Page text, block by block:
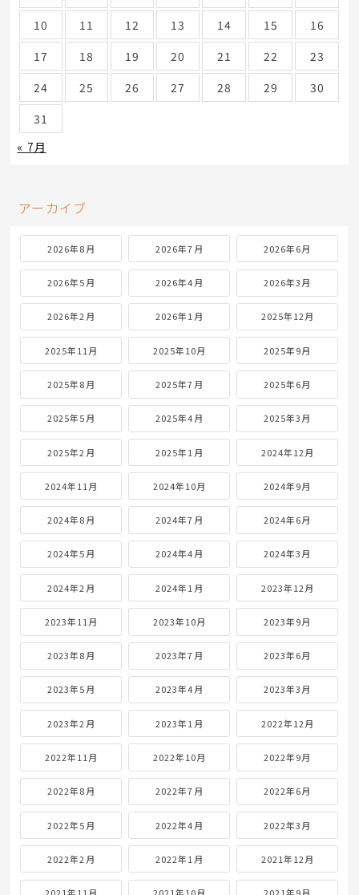
10
11 12 13 14 15
16
17
18 19 20 21 22
23
24
25 26 27 28 29
30
31
« 7月
アーカイブ
2026年8月 2026年7月 2026年6月
2026年5月 2026年4月 2026年3月
2026年2月 2026年1月 2025年12月
2025年11月 2025年10月 2025年9月
2025年8月 2025年7月 2025年6月
2025年5月 2025年4月 2025年3月
2025年2月 2025年1月 2024年12月
2024年11月 2024年10月 2024年9月
2024年8月 2024年7月 2024年6月
2024年5月 2024年4月 2024年3月
2024年2月 2024年1月 2023年12月
2023年11月 2023年10月 2023年9月
2023年8月 2023年7月 2023年6月
2023年5月 2023年4月 2023年3月
2023年2月 2023年1月 2022年12月
2022年11月 2022年10月 2022年9月
2022年8月 2022年7月 2022年6月
2022年5月 2022年4月 2022年3月
2022年2月 2022年1月 2021年12月